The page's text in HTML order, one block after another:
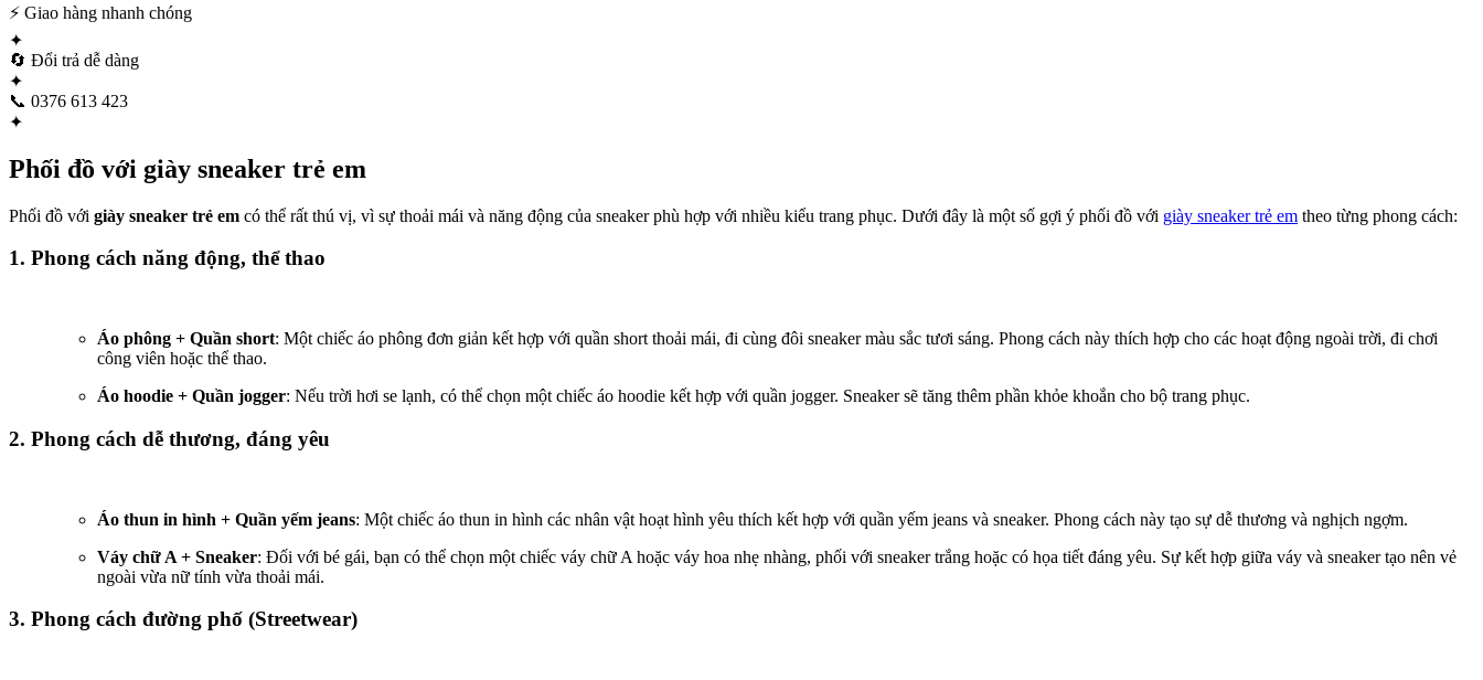
⚡ Giao hàng nhanh chóng
✦
🔄 Đổi trả dễ dàng
✦
📞 0376 613 423
✦
Phối đồ với giày sneaker trẻ em
Phối đồ với giày sneaker trẻ em có thể rất thú vị, vì sự thoải mái và năng động của sneaker phù hợp với nhiều kiểu trang phục. Dưới đây là một số gợi ý phối đồ với giày sneaker trẻ em theo từng phong cách:
1. Phong cách năng động, thể thao
Áo phông + Quần short: Một chiếc áo phông đơn giản kết hợp với quần short thoải mái, đi cùng đôi sneaker màu sắc tươi sáng. Phong cách này thích hợp cho các hoạt động ngoài trời, đi chơi
công viên hoặc thể thao.
Áo hoodie + Quần jogger: Nếu trời hơi se lạnh, có thể chọn một chiếc áo hoodie kết hợp với quần jogger. Sneaker sẽ tăng thêm phần khỏe khoắn cho bộ trang phục.
2. Phong cách dễ thương, đáng yêu
Áo thun in hình + Quần yếm jeans: Một chiếc áo thun in hình các nhân vật hoạt hình yêu thích kết hợp với quần yếm jeans và sneaker. Phong cách này tạo sự dễ thương và nghịch ngợm.
Váy chữ A + Sneaker: Đối với bé gái, bạn có thể chọn một chiếc váy chữ A hoặc váy hoa nhẹ nhàng, phối với sneaker trắng hoặc có họa tiết đáng yêu. Sự kết hợp giữa váy và sneaker tạo nên vẻ
ngoài vừa nữ tính vừa thoải mái.
3. Phong cách đường phố (Streetwear)